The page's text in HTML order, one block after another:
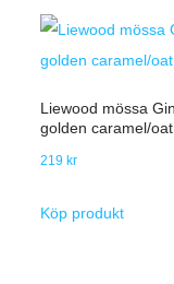
Liewood mössa
golden caramel/
219 kr
Köp produkt